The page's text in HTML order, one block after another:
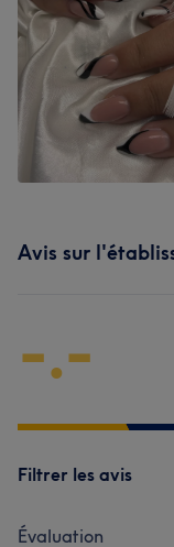
Avis sur
-.-
Filtrer les avis
Évaluation